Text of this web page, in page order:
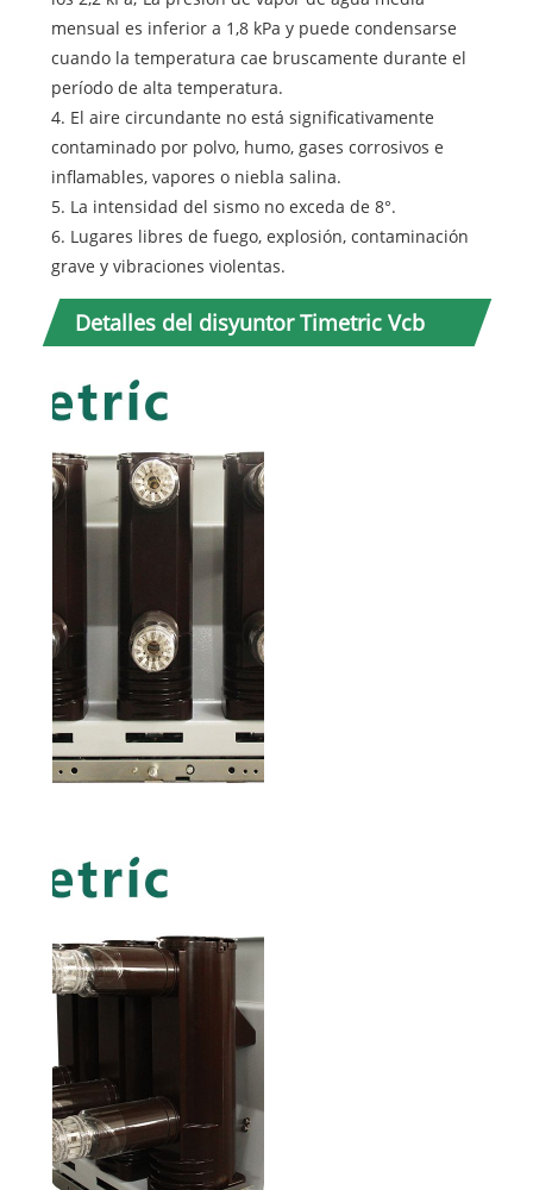
mensual es inferior a 1,8 kPa y puede condensarse
cuando la temperatura cae bruscamente durante el
período de alta temperatura.
4. El aire circundante no está significativamente
contaminado por polvo, humo, gases corrosivos e
inflamables, vapores o niebla salina.
5. La intensidad del sismo no exceda de 8°.
6. Lugares libres de fuego, explosión, contaminación
grave y vibraciones violentas.
Detalles del disyuntor Timetric Vcb